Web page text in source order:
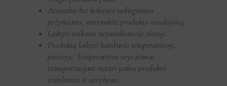
Atsiradus bet kokiems sudirginimo
požymiams, nutraukite produkto naudojimą.
Laikyti vaikams nepasiekiamoje vietoje.
Produktą laikyti kambario temperatūroje,
pavėsyje. Temperatūros svyravimai
transportuojant neturi įtakos produkto
stabilumui ir savybėms.